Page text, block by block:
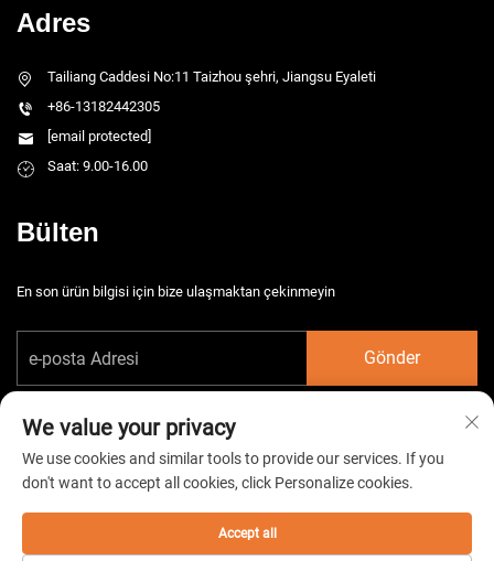
Adres
Tailiang Caddesi No:11 Taizhou şehri, Jiangsu Eyaleti
+86-13182442305
[email protected]
Saat: 9.00-16.00
Bülten
En son ürün bilgisi için bize ulaşmaktan çekinmeyin
Gönder
Telif hakkı © 2026 China Taizhou HarsMarg Elektromekanik Co. Ltd. Tüm
hakları saklıdır. - Gizlilik Politikası
We value your privacy
We use cookies and similar tools to provide our services. If you
don't want to accept all cookies, click Personalize cookies.
Accept all